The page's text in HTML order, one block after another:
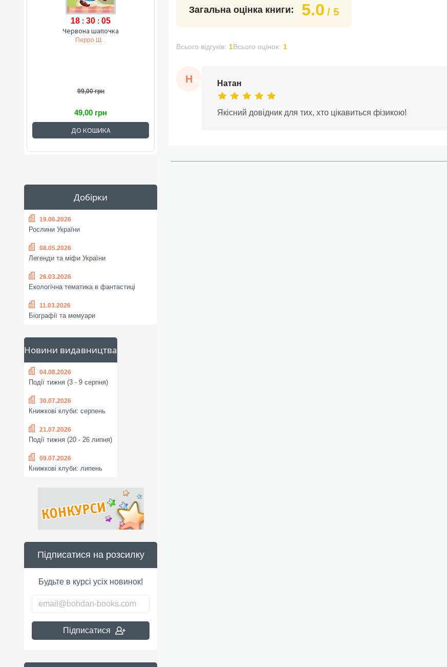
18 : 30 : 04
Червона шапочка
Перро Ш. .
99,00 грн
49,00 грн
ДО КОШИКА
Добірки
19.06.2026
Рослини України
08.05.2026
Легенди та міфи України
26.03.2026
Екологічна тематика в фантастиці
11.03.2026
Біографії та мемуари
Новини видавництва
04.08.2026
Події тижня (3 - 9 серпня)
30.07.2026
Книжкові клуби: серпень
21.07.2026
Події тижня (20 - 26 липня)
09.07.2026
Книжкові клуби: липень
Підписатися на розсилку
Будьте в курсі усіх новинок!
Підписатися
Загальна оцінка книги: 5.0 / 5
Всього відгуків: 1Всього оцінок: 1
Н Натан
Якісний довідник для тих, хто цікавиться фізикою!